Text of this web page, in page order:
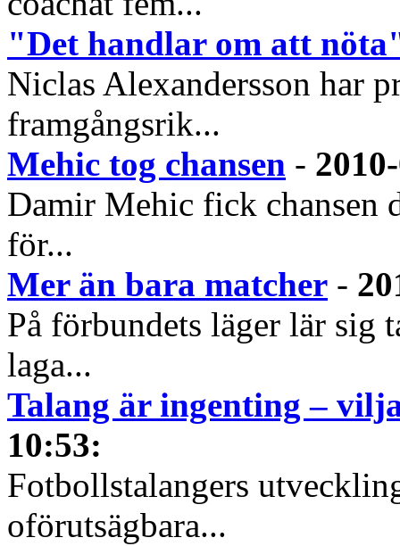
"Det handlar om att
Niclas Alexandersson har
framgångsrik...
Mehic tog chansen -
Damir Mehic fick chansen
för...
Mer än bara matcher -
På förbundets läger lär sig
laga...
Talang är ingenting –
10:53:
Fotbollstalangers
oförutsägbara...